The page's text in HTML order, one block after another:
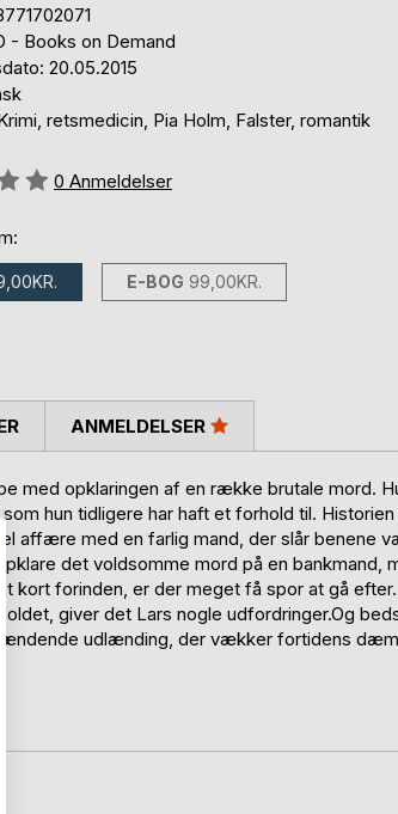
- Books on Demand
20.05.2015
retsmedicin, Pia Holm, Falster, romantik
0 Anmeldelser
E-BOG 99,00KR.
med opklaringen af en række brutale mord.
hun tidligere har haft et forhold til.
affære med en farlig mand, der slår benene
det voldsomme mord på en bankmand,
kort forinden, er der meget få spor at gå
giver det Lars nogle udfordringer.Og
udlænding, der vækker fortidens
ANMELDELSER